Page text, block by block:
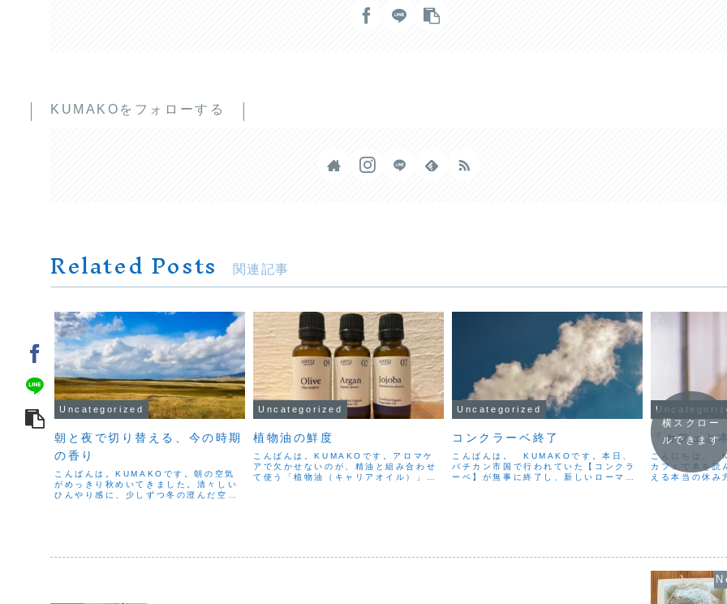
KUMAKOをフォローする
Related Posts 関連記事
Uncategorized
朝と夜で切り替える、今の時期
の香り
こんばんは。KUMAKOです。朝の空気
がめっきり秋めいてきました。清々しい
ひんやり感に、少しずつ冬の澄んだ空気
Uncategorized
植物油の鮮度
こんばんは。KUMAKOです。アロマケ
アで欠かせないのが、精油と組み合わせ
て使う「植物油（キャリアオイル）」で
Uncategorized
コンクラーベ終了
こんばんは。 KUMAKOです。本日、
バチカン市国で行われていた【コンクラ
ーベ】が無事に終了し、新しいローマ教
『カフェと
こんにちは。
カフェで本を読
える本当の休み
横スクロー
ルできます